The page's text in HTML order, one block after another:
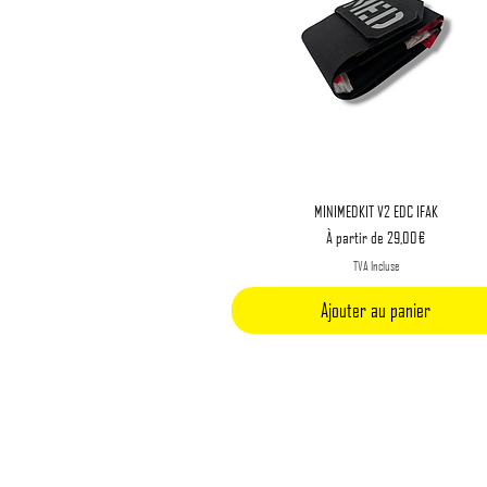
Aperçu rapide
MINIMEDKIT V2 EDC IFAK
À partir de29,00 €
Prix promotionnel
TVA Incluse
Ajouter au panier